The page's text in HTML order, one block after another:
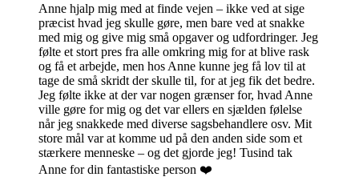
Anne hjalp mig med at finde vejen – ikke ved at sige
præcist hvad jeg skulle gøre, men bare ved at snakke
med mig og give mig små opgaver og udfordringer. Jeg
følte et stort pres fra alle omkring mig for at blive rask
og få et arbejde, men hos Anne kunne jeg få lov til at
tage de små skridt der skulle til, for at jeg fik det bedre.
Jeg følte ikke at der var nogen grænser for, hvad Anne
ville gøre for mig og det var ellers en sjælden følelse
når jeg snakkede med diverse sagsbehandlere osv. Mit
store mål var at komme ud på den anden side som et
stærkere menneske – og det gjorde jeg! Tusind tak
Anne for din fantastiske person ❤️